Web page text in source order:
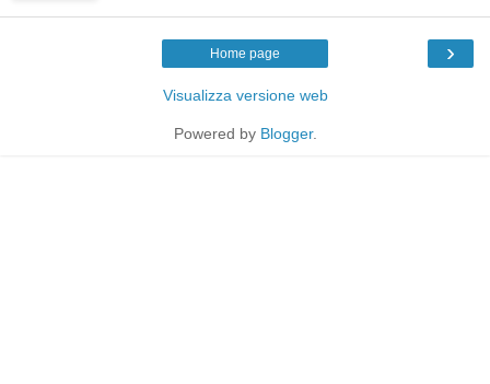
›
Home page
Visualizza versione web
Powered by Blogger.